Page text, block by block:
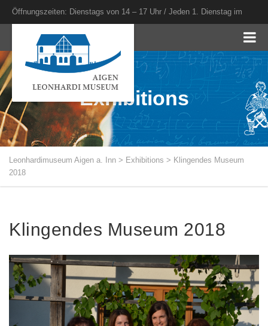
Öffnungszeiten: Dienstags von 14 – 17 Uhr / Jeden 1. Dienstag im
Monat bis 20 Uhr
Exhibitions
Leonhardimuseum Aigen a. Inn > Exhibitions > Klingendes Museum
2018
Klingendes Museum 2018